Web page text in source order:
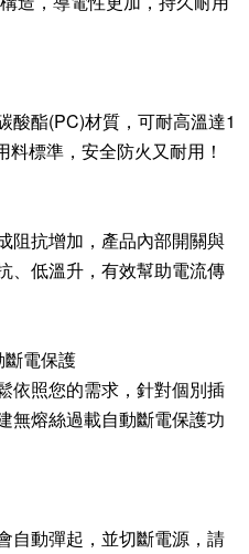
酸酯(PC)材質，可耐高溫達1
標準，安全防火又耐用！
阻抗增加，產品內部開關與
、低溫升，有效幫助電流傳
電保護
依照您的需求，針對個別插
無熔絲過載自動斷電保護功
自動彈起，並切斷電源，請